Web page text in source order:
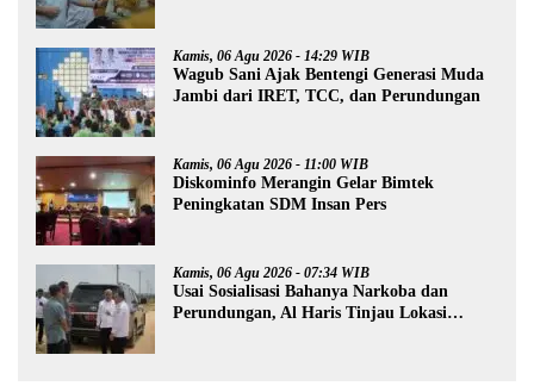
Kamis, 06 Agu 2026 - 14:29 WIB
Wagub Sani Ajak Bentengi Generasi Muda
Jambi dari IRET, TCC, dan Perundungan
Kamis, 06 Agu 2026 - 11:00 WIB
Diskominfo Merangin Gelar Bimtek
Peningkatan SDM Insan Pers
Kamis, 06 Agu 2026 - 07:34 WIB
Usai Sosialisasi Bahanya Narkoba dan
Perundungan, Al Haris Tinjau Lokasi